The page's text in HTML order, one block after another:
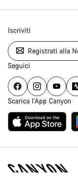
Iscriviti
Registrati alla
Seguici
Scarica l'App Canyon